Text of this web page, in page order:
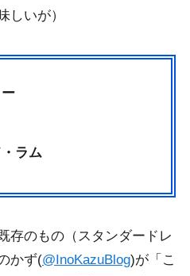
しいが）
ラム
存のもの（スタンダードレ
かず(@InoKazuBlog)が「こ